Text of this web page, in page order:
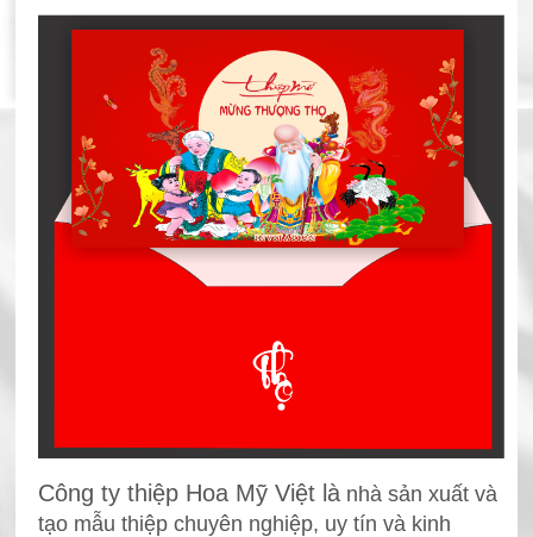
Công ty thiệp Hoa Mỹ Việt lànhà sản xuất và
tạo mẫu thiệp chuyên nghiệp, uy tín và kinh